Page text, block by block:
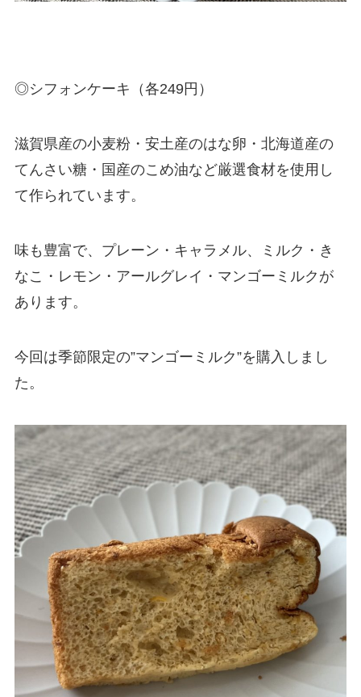
◎シフォンケーキ（各249円）
滋賀県産の小麦粉・安土産のはな卵・北海道産の
てんさい糖・国産のこめ油など厳選食材を使用し
て作られています。
味も豊富で、プレーン・キャラメル、ミルク・き
なこ・レモン・アールグレイ・マンゴーミルクが
あります。
今回は季節限定の”マンゴーミルク”を購入しまし
た。